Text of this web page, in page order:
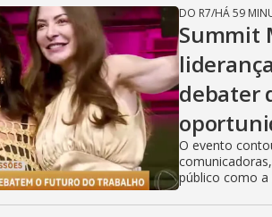
DO R7/HÁ 59
Summit
debater
O evento
público como a